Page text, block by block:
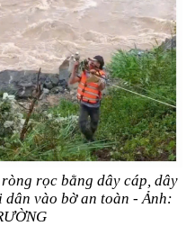
rọc bằng dây cáp, dây
vào bờ an toàn - Ảnh: